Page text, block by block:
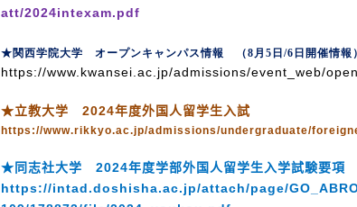
att/2024intexam.pdf
★関西学院大学 オープンキャンパス情報 （8月 5 日 /6 日開催情報）
https://www.kwansei.ac.jp/admissions/event_web/
★立教大学 2024年度外国人留学生入試
https://www.rikkyo.ac.jp/admissions/undergraduate/
★同志社大学 2024年度学部外国人留学生入学試験要項
https://intad.doshisha.ac.jp/attach/page/